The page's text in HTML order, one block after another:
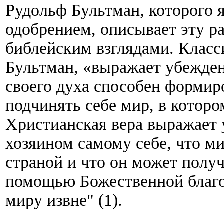
Рудольф Бультман, которого
одобрением, описывает эту
библейским взглядами.
Бультман, «выражает
своего духа способен
подчинять себе мир, в
Христианская вера выражает
хозяином самому себе, что
страной и что он может
помощью Божественной
миру извне" (1).